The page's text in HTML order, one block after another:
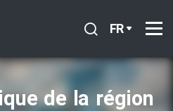
FR
de la région